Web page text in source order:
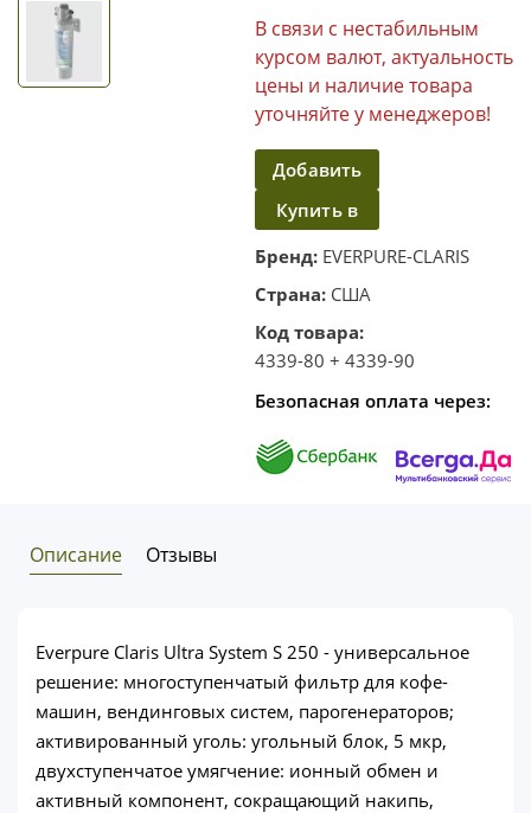
В связи с нестабильным
курсом валют, актуальность
цены и наличие товара
уточняйте у менеджеров!
Добавить
в
корзину
Купить в
один
клик
Бренд: EVERPURE-CLARIS
Страна: США
Код товара:
4339-80 + 4339-90
Безопасная оплата через:
Описание Отзывы
Everpure Claris Ultra System S 250 - универсальное
решение: многоступенчатый фильтр для кофе-
машин, вендинговых систем, парогенераторов;
активированный уголь: угольный блок, 5 мкр,
двухступенчатое умягчение: ионный обмен и
активный компонент, сокращающий накипь,